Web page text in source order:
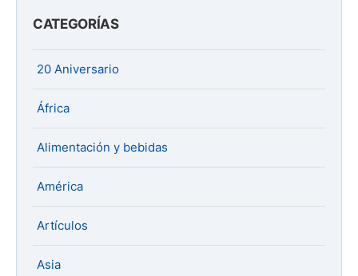
CATEGORÍAS
20 Aniversario
África
Alimentación y bebidas
América
Artículos
Asia